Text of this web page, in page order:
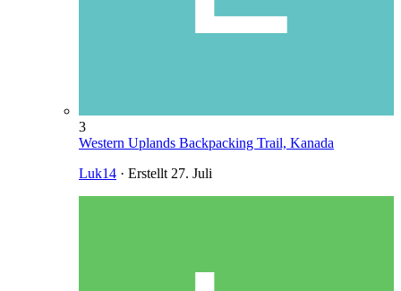
3
Western Uplands Backpacking Trail, Kanada
Luk14 · Erstellt 27. Juli